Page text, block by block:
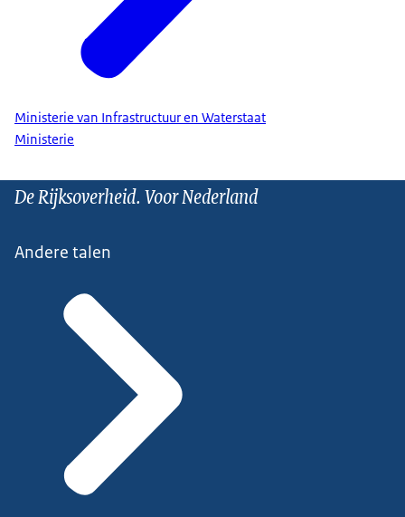
Ministerie van Infrastructuur en Waterstaat
Ministerie
De Rijksoverheid. Voor Nederland
Andere talen